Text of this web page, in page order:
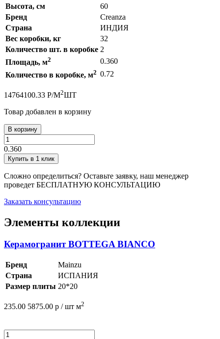
Высота, см
60
Бренд
Creanza
Страна
ИНДИЯ
Вес коробки, кг
32
Количество шт. в коробке 2
Площадь, м2
0.360
Количество в коробке, м2 0.72
14764100.33 Р/М2ШТ
Товар добавлен в корзину
В корзину
0.360
Купить в 1 клик
Сложно определиться? Оставьте заявку, наш менеджер
проведет БЕСПЛАТНУЮ КОНСУЛЬТАЦИЮ
Заказать консультацию
Элементы коллекции
Керамогранит BOTTEGA BIANCO
Бренд
Mainzu
Страна
ИСПАНИЯ
Размер плиты 20*20
235.00 5875.00 р / шт м2